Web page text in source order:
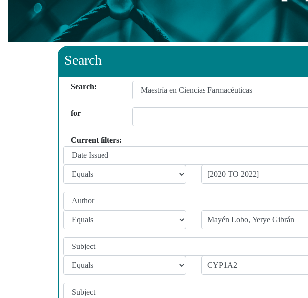
Search
Search:
for
Current filters: